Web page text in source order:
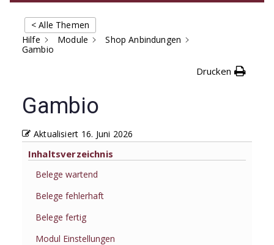
< Alle Themen
Hilfe
Module
Shop Anbindungen
Gambio
Drucken
Gambio
Aktualisiert 16. Juni 2026
Inhaltsverzeichnis
Belege wartend
Belege fehlerhaft
Belege fertig
Modul Einstellungen